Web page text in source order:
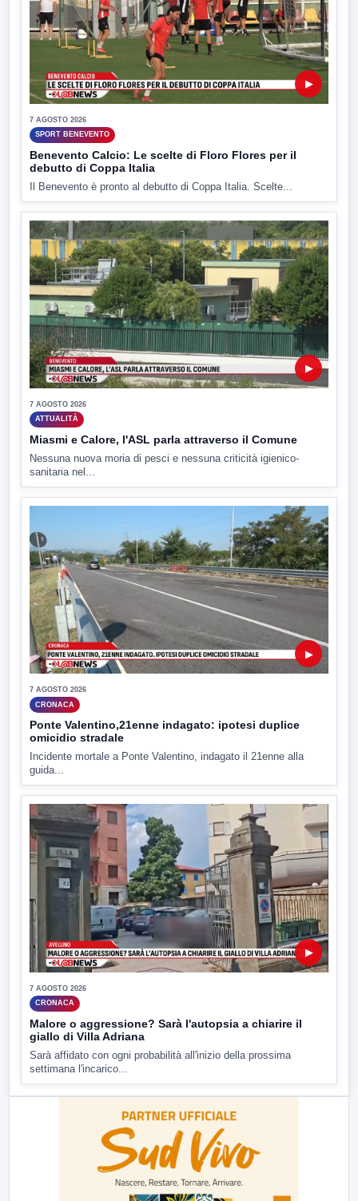
▶
7 AGOSTO 2026
SPORT BENEVENTO
Benevento Calcio: Le scelte di Floro Flores per il
debutto di Coppa Italia
Il Benevento è pronto al debutto di Coppa Italia. Scelte...
▶
7 AGOSTO 2026
ATTUALITÀ
Miasmi e Calore, l'ASL parla attraverso il Comune
Nessuna nuova moria di pesci e nessuna criticità igienico-
sanitaria nel...
▶
7 AGOSTO 2026
CRONACA
Ponte Valentino,21enne indagato: ipotesi duplice
omicidio stradale
Incidente mortale a Ponte Valentino, indagato il 21enne alla
guida...
▶
7 AGOSTO 2026
CRONACA
Malore o aggressione? Sarà l'autopsia a chiarire il
giallo di Villa Adriana
Sarà affidato con ogni probabilità all'inizio della prossima
settimana l'incarico...